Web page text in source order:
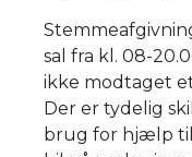
sal fra kl. 08-
ikke modtaget
Der er tydelig
brug for hjælp til